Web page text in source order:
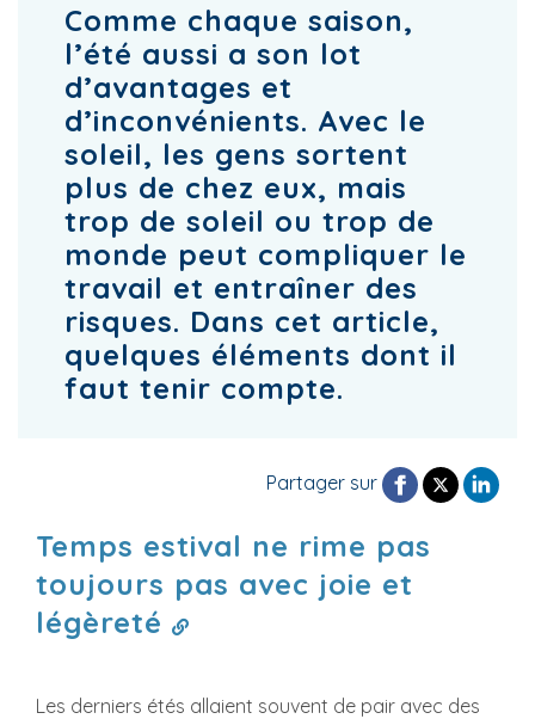
Comme chaque saison,
l’été aussi a son lot
d’avantages et
d’inconvénients. Avec le
soleil, les gens sortent
plus de chez eux, mais
trop de soleil ou trop de
monde peut compliquer le
travail et entraîner des
risques. Dans cet article,
quelques éléments dont il
faut tenir compte.
Partager sur
Temps estival ne rime pas
toujours pas avec joie et
légèreté
Les derniers étés allaient souvent de pair avec des